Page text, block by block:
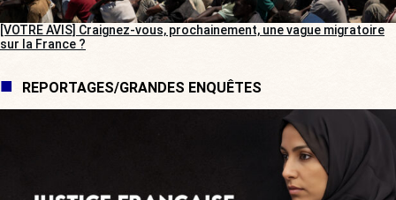
[VOTRE AVIS] Craignez-vous, prochainement, une vague migratoire
sur la France ?
REPORTAGES/GRANDES ENQUÊTES